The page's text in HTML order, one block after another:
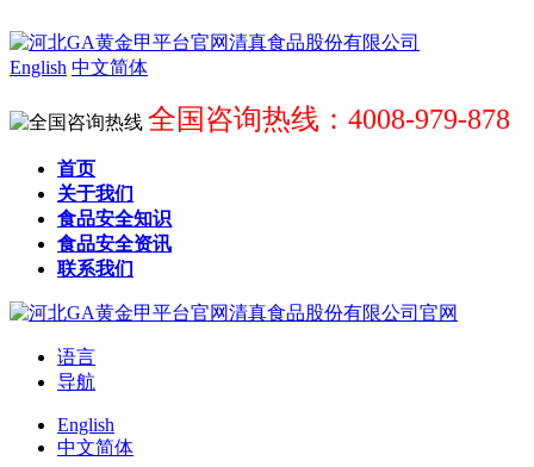
English 中文简体
全国咨询热线：4008-979-878
首页
关于我们
食品安全知识
食品安全资讯
联系我们
语言
导航
English
中文简体